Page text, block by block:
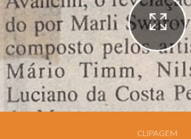
CLIPAGEM